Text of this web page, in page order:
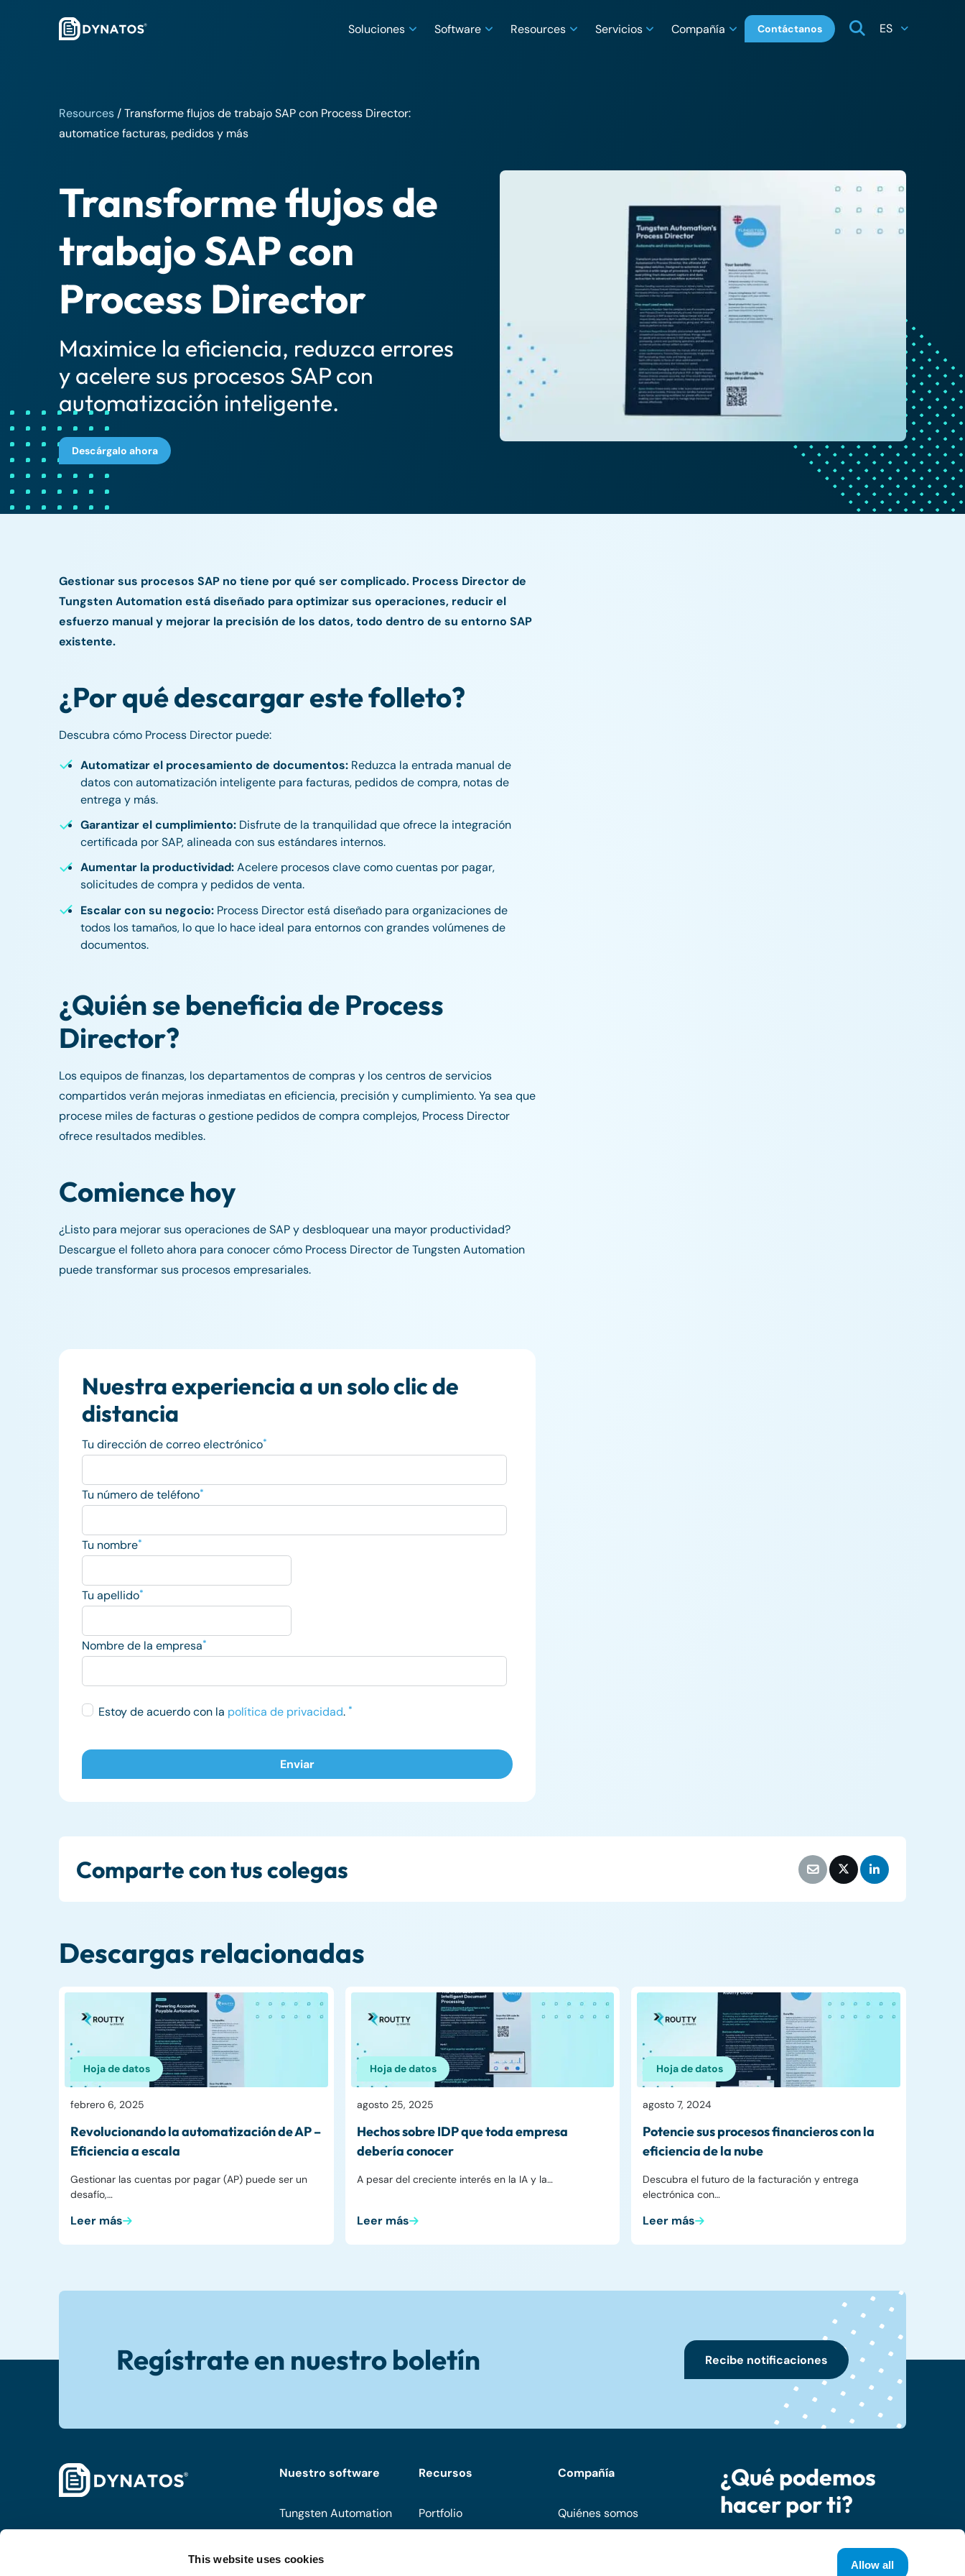
This website uses cookies
Allow all
Soluciones Software Resources Servicios Compañía Contáctanos ES
Resources /Transforme flujos de trabajo SAP con Process Director:
automatice facturas, pedidos y más
Transforme flujos de
trabajo SAP con
Process Director
Maximice la eficiencia, reduzca errores
y acelere sus procesos SAP con
automatización inteligente.
Descárgalo ahora
Gestionar sus procesos SAP no tiene por qué ser complicado. Process Director de
Tungsten Automation está diseñado para optimizar sus operaciones, reducir el
esfuerzo manual y mejorar la precisión de los datos, todo dentro de su entorno SAP
existente.
¿Por qué descargar este folleto?
Descubra cómo Process Director puede:
Automatizar el procesamiento de documentos: Reduzca la entrada manual de
datos con automatización inteligente para facturas, pedidos de compra, notas de
entrega y más.
Garantizar el cumplimiento: Disfrute de la tranquilidad que ofrece la integración
certificada por SAP, alineada con sus estándares internos.
Aumentar la productividad:Acelere procesos clave como cuentas por pagar,
solicitudes de compra y pedidos de venta.
Escalar con su negocio: Process Director está diseñado para organizaciones de
todos los tamaños, lo que lo hace ideal para entornos con grandes volúmenes de
documentos.
¿Quién se beneficia de Process
Director?
Los equipos de finanzas, los departamentos de compras y los centros de servicios
compartidos verán mejoras inmediatas en eficiencia, precisión y cumplimiento. Ya sea que
procese miles de facturas o gestione pedidos de compra complejos, Process Director
ofrece resultados medibles.
Comience hoy
¿Listo para mejorar sus operaciones de SAP y desbloquear una mayor productividad?
Descargue el folleto ahora para conocer cómo Process Director de Tungsten Automation
puede transformar sus procesos empresariales.
Nuestra experiencia a un solo clic de
distancia
Tu dirección de correo electrónico*
Tu número de teléfono*
Tu nombre*
Tu apellido*
Nombre de la empresa*
Estoy de acuerdo con la política de privacidad. *
Comparte con tus colegas
Descargas relacionadas
Hoja de datos
febrero 6, 2025
Revolucionando la automatización de AP –
Eficiencia a escala
Gestionar las cuentas por pagar (AP) puede ser un
desafío,…
Leer más
Hoja de datos
agosto 25, 2025
Hechos sobre IDP que toda empresa
debería conocer
A pesar del creciente interés en la IA y la…
Leer más
Hoja de datos
agosto 7, 2024
Potencie sus procesos financieros con la
eficiencia de la nube
Descubra el futuro de la facturación y entrega
electrónica con…
Leer más
Regístrate en nuestro boletín Recibe notificaciones
Nuestro software
Tungsten Automation
Recursos
Portfolio
Compañía
Quiénes somos
¿Qué podemos
hacer por ti?